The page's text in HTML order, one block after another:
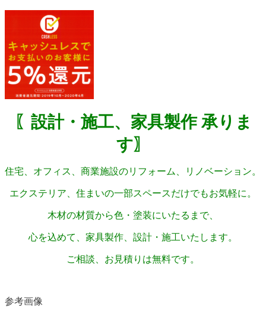
〖設計・施工、家具製作 承りま
す〗
住宅、オフィス、商業施設のリフォーム、リノベーション。
エクステリア、住まいの一部スペースだけでもお気軽に。
木材の材質から色・塗装にいたるまで、
心を込めて、家具製作、設計・施工いたします。
ご相談、お見積りは無料です。
参考画像